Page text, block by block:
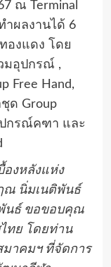
ณ Terminal
ำผลงานได้ 6
องแดง โดย
มอุปกรณ์ ,
Free Hand,
ด Group
ปกรณ์คฑา และ
ลังแห่ง
ณ นิ่มเนติพันธ์
นธ์ ขอขอบคุณ
ทย โดยท่าน
าคมฯ ที่จัดการ